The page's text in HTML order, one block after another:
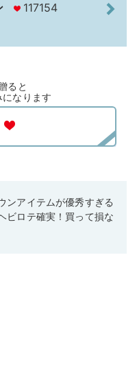
117154
ると
なります
ンアイテムが優秀すぎる
ビロテ確実！買って損な